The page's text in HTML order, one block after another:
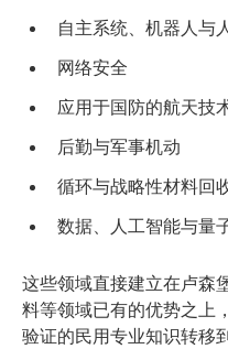
自主系统、机器人与
网络安全
应用于国防的航天技
后勤与军事机动
循环与战略性材料回
数据、人工智能与量
这些领域直接建立在卢森
料等领域已有的优势之上
验证的民用专业知识转移